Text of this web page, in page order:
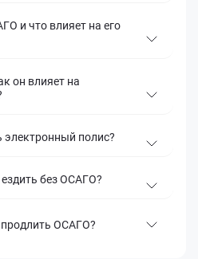
и что влияет на его
он влияет на
электронный полис?
ездить без ОСАГО?
продлить ОСАГО?